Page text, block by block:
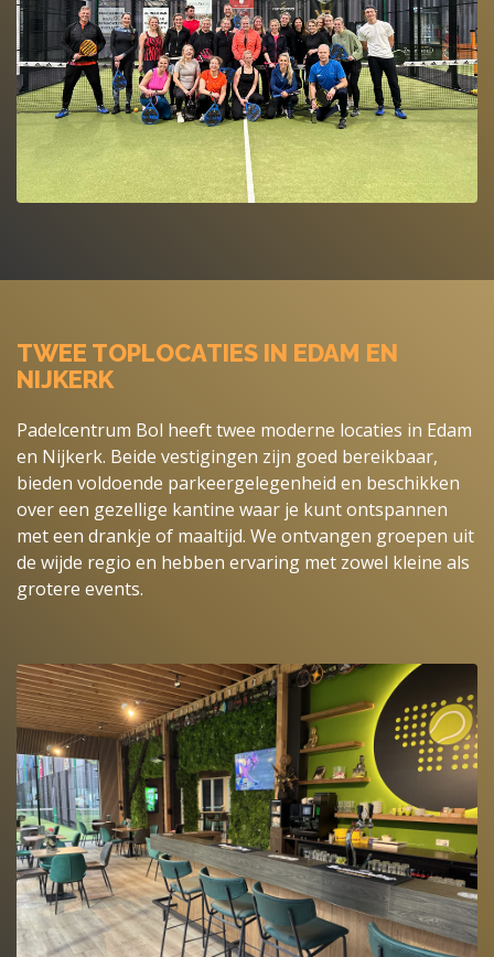
TWEE TOPLOCATIES IN EDAM EN
NIJKERK
Padelcentrum Bol heeft twee moderne locaties in Edam
en Nijkerk. Beide vestigingen zijn goed bereikbaar,
bieden voldoende parkeergelegenheid en beschikken
over een gezellige kantine waar je kunt ontspannen
met een drankje of maaltijd. We ontvangen groepen uit
de wijde regio en hebben ervaring met zowel kleine als
grotere events.